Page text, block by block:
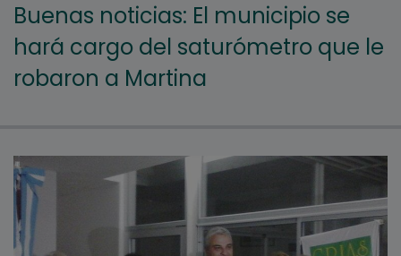
Buenas noticias: El municipio se
hará cargo del saturómetro que le
robaron a Martina